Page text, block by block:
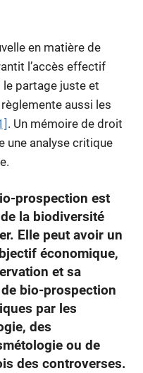
en matière de
l’accès effectif
partage juste et
aussi les
. Un mémoire de droit
une analyse critique
prospection est
de la biodiversité
Elle peut avoir un
économique,
et sa
bio-prospection
par les
des
ou de
des controverses.